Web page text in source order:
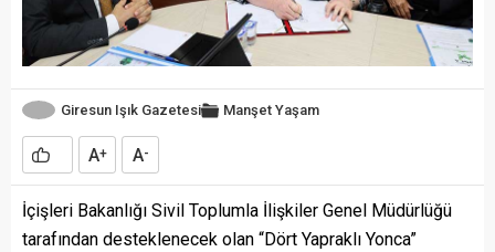
Giresun Işık Gazetesi Manşet Yaşam
A+ A-
İçişleri Bakanlığı Sivil Toplumla İlişkiler Genel Müdürlüğü
tarafından desteklenecek olan “Dört Yapraklı Yonca”